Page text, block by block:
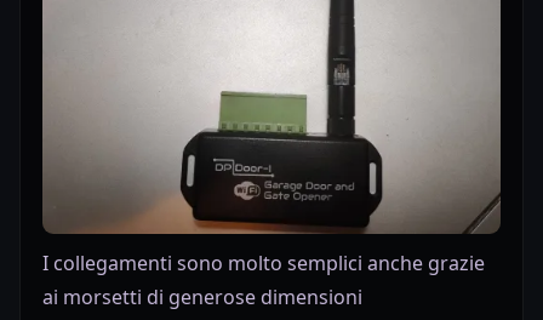
I collegamenti sono molto semplici anche grazie
ai morsetti di generose dimensioni